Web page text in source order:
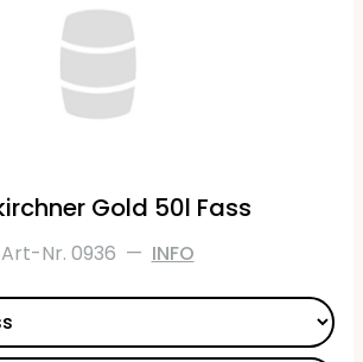
Gold 50l Fass
Art-Nr. 0936 — INFO